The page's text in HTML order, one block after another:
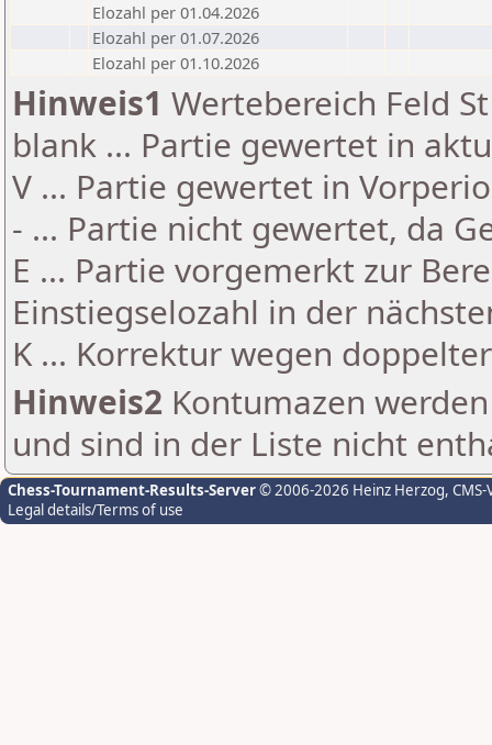
Elozahl per 01.04.2026
Elozahl per 01.07.2026
Elozahl per 01.10.2026
Hinweis1 Wertebereich Feld
blank ... Partie gewertet in
V ... Partie gewertet in
- ... Partie nicht gewertet, da
E ... Partie vorgemerkt zur
Einstiegselozahl in der
K ... Korrektur wegen
Hinweis2 Kontumazen
und sind in der Liste nicht
Chess-Tournament-Results-Server© 2006-2026 Heinz Herzog,
Legal details/Terms of use